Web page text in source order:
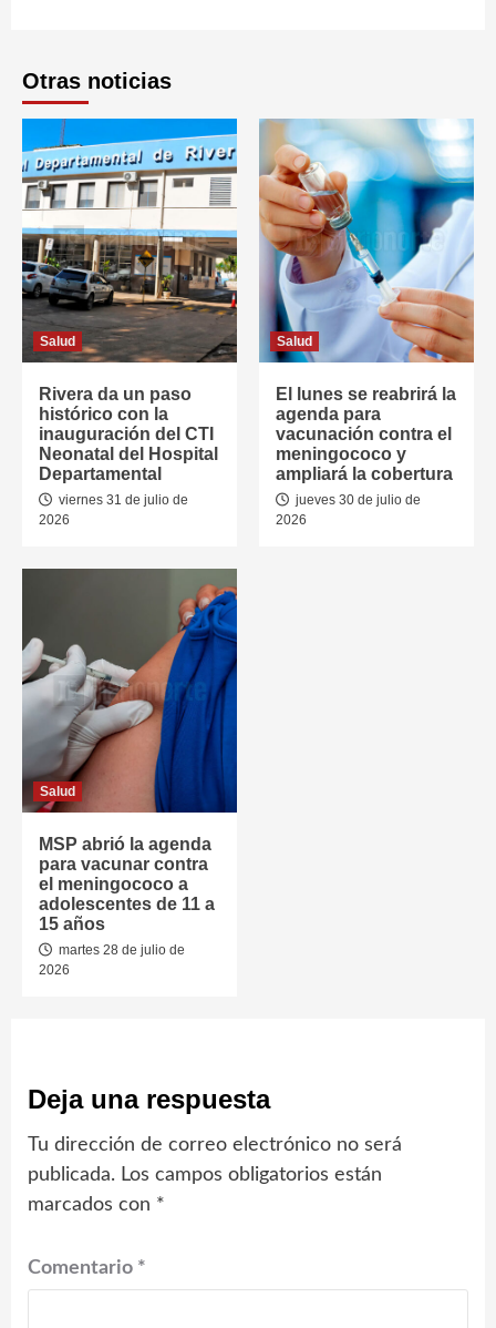
Otras noticias
Salud
Rivera da un paso
histórico con la
inauguración del CTI
Neonatal del Hospital
Departamental
viernes 31 de julio de
2026
Salud
El lunes se reabrirá la
agenda para
vacunación contra el
meningococo y
ampliará la cobertura
jueves 30 de julio de
2026
Salud
MSP abrió la agenda
para vacunar contra
el meningococo a
adolescentes de 11 a
15 años
martes 28 de julio de
2026
Deja una respuesta
Tu dirección de correo electrónico no será
publicada. Los campos obligatorios están
marcados con *
Comentario *